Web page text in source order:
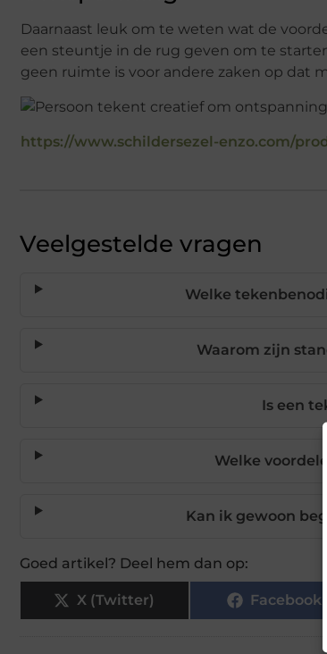
Daarnaast leuk om te weten wat de
een steuntje in de rug geven om te
geen ruimte is voor andere zaken op dat
https://www.schildersezel-enzo.com/
Veelgestelde vragen
Welke
Waarom zijn
Is een
Welke
Kan ik gewoon
Goed artikel? Deel hem dan op:
X (Twitter) Facebook